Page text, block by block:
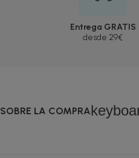
Entrega GRATIS
desde 29€
SOBRE LA COMPRA